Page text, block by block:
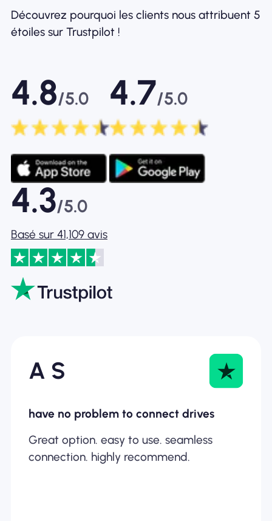
Découvrez pourquoi les clients nous attribuent 5
étoiles sur Trustpilot !
4.8/5.0 4.7/5.0
4.3/5.0
Basé sur 41,109 avis
A S
have no problem to connect drives
Great option. easy to use. seamless
connection. highly recommend.